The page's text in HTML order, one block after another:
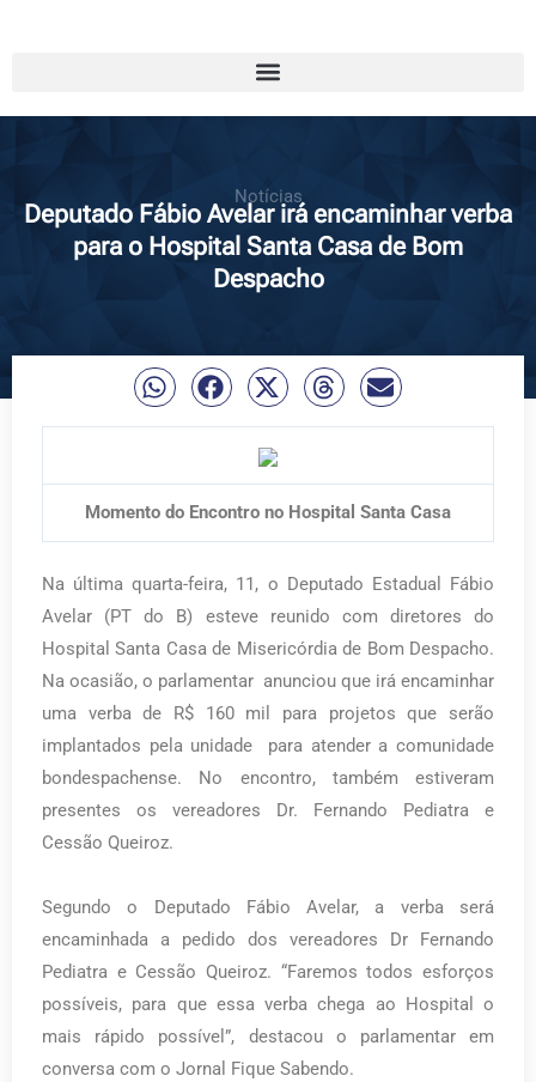
Notícias
Deputado Fábio Avelar irá encaminhar verba
para o Hospital Santa Casa de Bom
Despacho
Momento do Encontro no Hospital Santa Casa
Na última quarta-feira, 11, o Deputado Estadual Fábio
Avelar (PT do B) esteve reunido com diretores do
Hospital Santa Casa de Misericórdia de Bom Despacho.
Na ocasião, o parlamentar anunciou que irá encaminhar
uma verba de R$ 160 mil para projetos que serão
implantados pela unidade para atender a comunidade
bondespachense. No encontro, também estiveram
presentes os vereadores Dr. Fernando Pediatra e
Cessão Queiroz.
Segundo o Deputado Fábio Avelar, a verba será
encaminhada a pedido dos vereadores Dr Fernando
Pediatra e Cessão Queiroz. “Faremos todos esforços
possíveis, para que essa verba chega ao Hospital o
mais rápido possível”, destacou o parlamentar em
conversa com o Jornal Fique Sabendo.